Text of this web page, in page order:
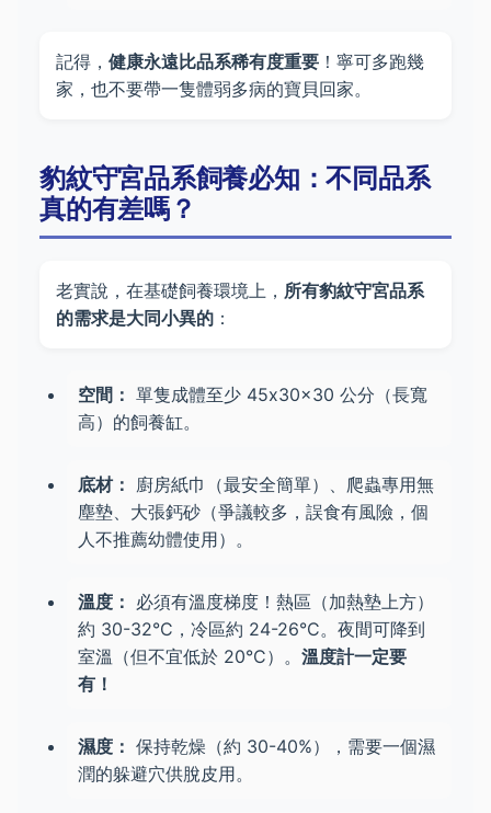
記得， 健康永遠比品系稀有度重要 ！寧可多跑幾
家，也不要帶一隻體弱多病的寶貝回家。
豹紋守宮品系飼養必知：不同品系
真的有差嗎？
老實說，在基礎飼養環境上， 所有豹紋守宮品系
的需求是大同小異的 ：
空間： 單隻成體至少 45x30x30 公分（長寬
高）的飼養缸。
底材： 廚房紙巾（最安全簡單）、爬蟲專用無
塵墊、大張鈣砂（爭議較多，誤食有風險，個
人不推薦幼體使用）。
溫度： 必須有溫度梯度！熱區（加熱墊上方）
約 30-32°C，冷區約 24-26°C。夜間可降到
室溫（但不宜低於 20°C）。 溫度計一定要
有！
濕度： 保持乾燥（約 30-40%），需要一個濕
潤的躲避穴供脫皮用。